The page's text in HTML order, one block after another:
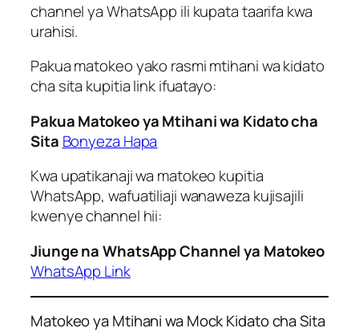
channel ya WhatsApp ili kupata taarifa kwa
urahisi.
Pakua matokeo yako rasmi mtihani wa kidato
cha sita kupitia link ifuatayo:
Pakua Matokeo ya Mtihani wa Kidato cha
Sita Bonyeza Hapa
Kwa upatikanaji wa matokeo kupitia
WhatsApp, wafuatiliaji wanaweza kujisajili
kwenye channel hii:
Jiunge na WhatsApp Channel ya Matokeo
WhatsApp Link
Matokeo ya Mtihani wa Mock Kidato cha Sita